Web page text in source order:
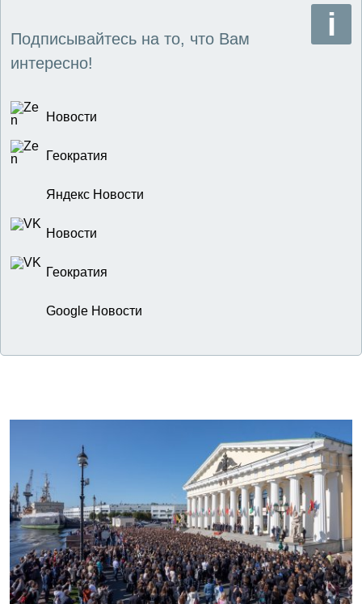
Подписывайтесь на то, что Вам
интересно!
Новости
Геократия
Яндекс Новости
Новости
Геократия
Google Новости